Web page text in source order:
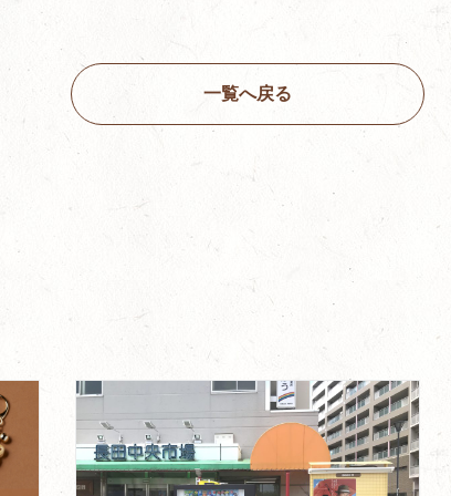
一覧へ戻る